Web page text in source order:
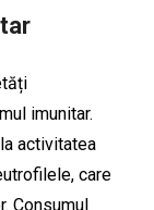
imunitar.
activitatea
care
Consumul